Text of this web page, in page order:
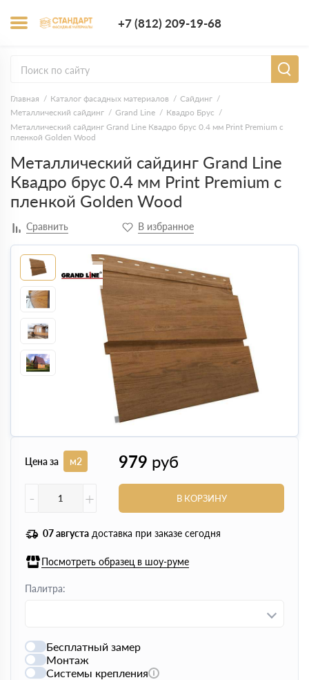
+7 (812) 209-19-68
Главная Каталог фасадных материалов
Сайдинг
Металлический сайдинг
Grand Line
Квадро Брус
Металлический сайдинг Grand Line Квадро брус 0.4 мм Print Premium с
пленкой Golden Wood
Металлический сайдинг Grand Line
Квадро брус 0.4 мм Print Premium с
пленкой Golden Wood
Цена за м2 979 руб
-
+ В КОРЗИНУ
07 августа доставка при заказе сегодня
Посмотреть образец в шоу-руме
Палитра:
Бесплатный замер
Монтаж
Системы крепления